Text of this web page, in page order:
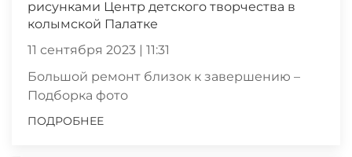
рисунками Центр детского творчества в
колымской Палатке
11 сентября 2023 | 11:31
Большой ремонт близок к завершению –
Подборка фото
ПОДРОБНЕЕ